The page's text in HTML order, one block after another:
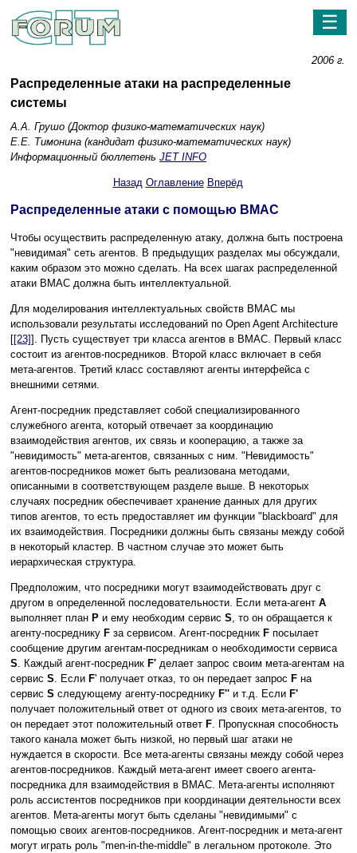
☰
2006 г.
Распределенные атаки на распределенные
системы
А.А. Грушо (Доктор физико-математических наук)
Е.Е. Тимонина (кандидат физико-математических наук)
Информационный бюллетень JET INFO
Назад Оглавление Вперёд
Распределенные атаки с помощью ВМАС
Чтобы осуществить распределенную атаку, должна быть построена
"невидимая" сеть агентов. В предыдущих разделах мы обсуждали,
каким образом это можно сделать. На всех шагах распределенной
атаки ВМАС должна быть интеллектуальной.
Для моделирования интеллектуальных свойств ВМАС мы
использовали результаты исследований по Open Agent Architecture
[[23]]. Пусть существует три класса агентов в ВМАС. Первый класс
состоит из агентов-посредников. Второй класс включает в себя
мета-агентов. Третий класс составляют агенты интерфейса с
внешними сетями.
Агент-посредник представляет собой специализированного
служебного агента, который отвечает за координацию
взаимодействия агентов, их связь и кооперацию, а также за
"невидимость" мета-агентов, связанных с ним. "Невидимость"
агентов-посредников может быть реализована методами,
описанными в соответствующем разделе выше. В некоторых
случаях посредник обеспечивает хранение данных для других
типов агентов, то есть предоставляет им функции "blackboard" для
их взаимодействия. Посредники должны быть связаны между собой
в некоторый кластер. В частном случае это может быть
иерархическая структура.
Предположим, что посредники могут взаимодействовать друг с
другом в определенной последовательности. Если мета-агент А
выполняет план Р и ему необходим сервис S, то он обращается к
агенту-посреднику F за сервисом. Агент-посредник F посылает
сообщение другим агентам-посредникам о необходимости сервиса
S. Каждый агент-посредник F' делает запрос своим мета-агентам на
сервис S. Если F' получает отказ, то он передает запрос F на
сервис S следующему агенту-посреднику F'' и т.д. Если F'
получает положительный ответ от одного из своих мета-агентов, то
он передает этот положительный ответ F. Пропускная способность
такого канала может быть низкой, но первый шаг атаки не
нуждается в скорости. Все мета-агенты связаны между собой через
агентов-посредников. Каждый мета-агент имеет своего агента-
посредника для взаимодействия в ВМАС. Мета-агенты исполняют
роль ассистентов посредников при координации деятельности всех
агентов. Мета-агенты могут быть сделаны "невидимыми" с
помощью своих агентов-посредников. Агент-посредник и мета-агент
могут играть роль "men-in-the-middle" в легальном протоколе. Это